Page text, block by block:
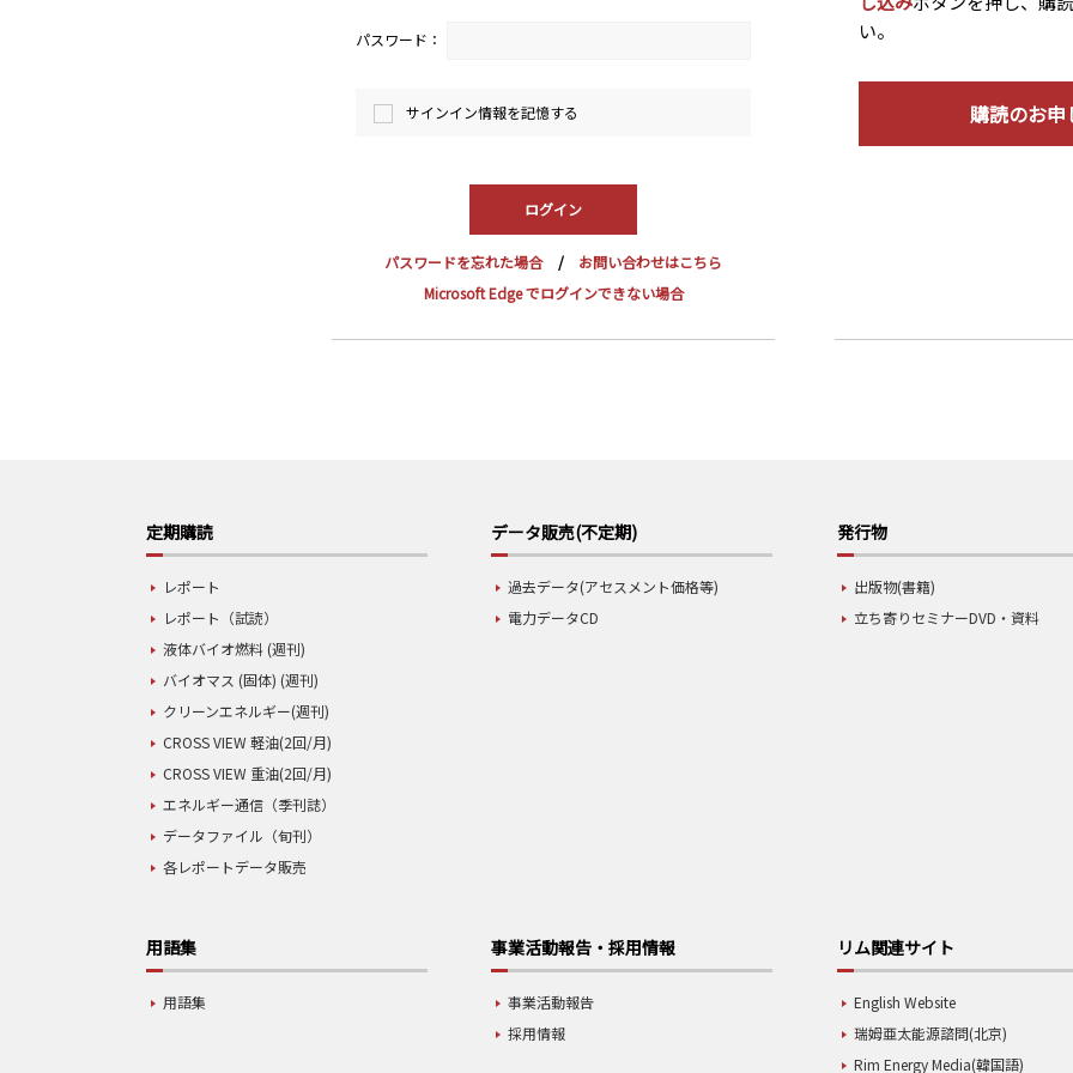
パスワード：
サインイン情報を記憶する
パスワードを忘れた場合
お問い合わせはこちら
Microsoft Edge でログインできない場合
い。
購読のお申
定期購読
レポート
レポート（試読）
液体バイオ燃料 (週刊)
バイオマス (固体) (週刊)
クリーンエネルギー(週刊)
CROSS VIEW 軽油(2回/月)
CROSS VIEW 重油(2回/月)
エネルギー通信（季刊誌）
データファイル（旬刊）
各レポートデータ販売
データ販売(不定期)
過去データ(アセスメント価格等)
電力データCD
発行物
出版物(書籍)
立ち寄りセミナーDVD・資料
用語集
用語集
事業活動報告・採用情報
事業活動報告
採用情報
リム関連サイト
English Website
瑞姆亜太能源諮問(北京)
Rim Energy Media(韓国語)